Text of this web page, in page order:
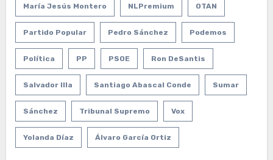
María Jesús Montero NLPremium OTAN
Partido Popular Pedro Sánchez Podemos
Política PP PSOE Ron DeSantis
Salvador Illa Santiago Abascal Conde Sumar
Sánchez Tribunal Supremo Vox
Yolanda Díaz Álvaro García Ortiz